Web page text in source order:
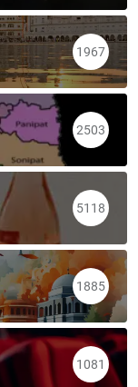
1967
2503
5118
1885
1081